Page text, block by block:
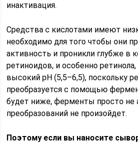
инактивация.
Средства с кислотами имеют
необходимо для того чтобы они
активность и проникли глубже в
ретиноидов, и особенно
высокий рН (5,5–6,5), поскольку
преобразуется с помощью
будет ниже, ферменты просто не
преобразований не произойдет.
Поэтому если вы наносите